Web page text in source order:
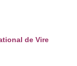
de Vire